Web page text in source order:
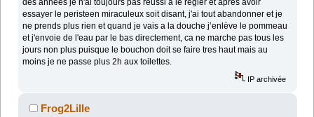
des années je n'ai toujours pas réussi a le régler et apres avoir
essayer le peristeen miraculeux soit disant, j'ai tout abandonner et je
ne prends plus rien et quand je vais a la douche j’enlève le pommeau
et j'envoie de l'eau par le bas directement, ca ne marche pas tous les
jours non plus puisque le bouchon doit se faire tres haut mais au
moins je ne passe plus 2h aux toilettes.
IP archivée
Frog2Lille